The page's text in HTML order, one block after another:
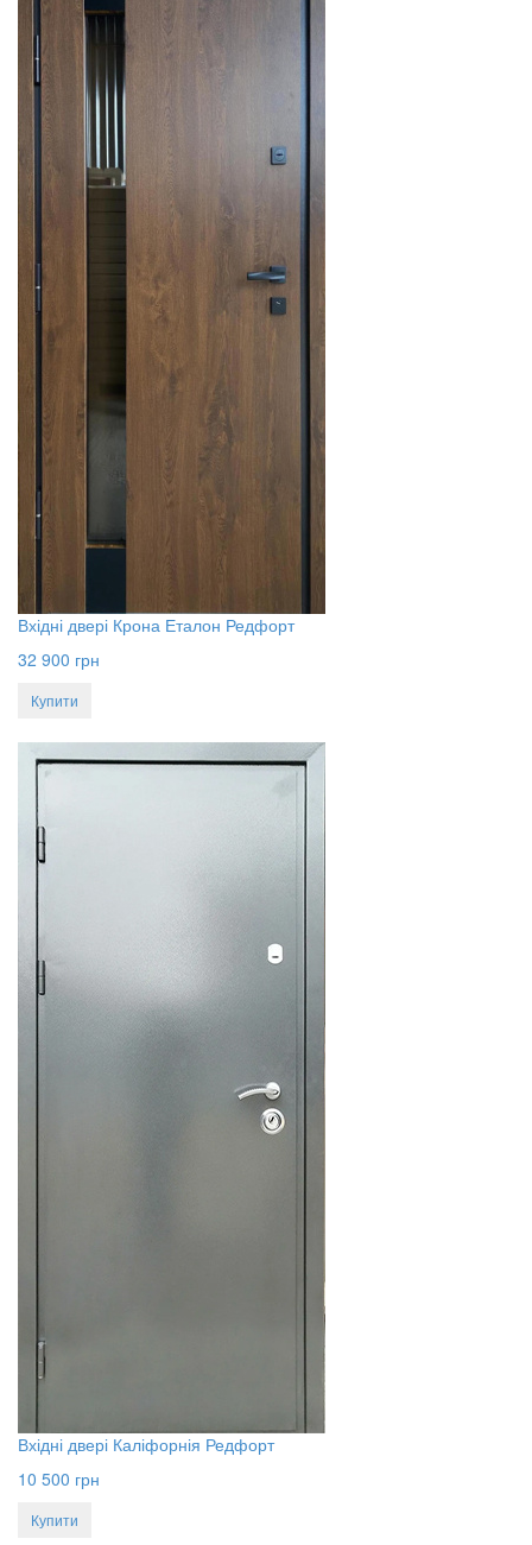
Вхідні двері Крона Еталон Редфорт
32 900 грн
Купити
Вхідні двері Каліфорнія Редфорт
10 500 грн
Купити